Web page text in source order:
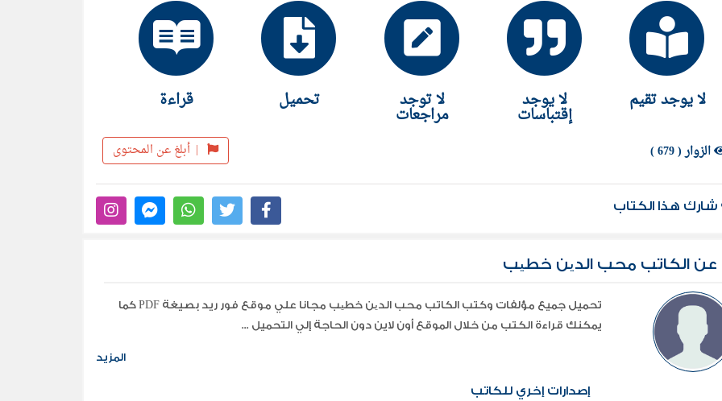
لا يوجد تقيم لا يوجد
إقتباسات
لا توجد
مراجعات
تحميل قراءة
| أبلغ عن المحتوى الزوار ( 679 )
شارك هذا الكتاب
عن الكاتب محب الدین خطیب
تحميل جميع مؤلفات وكتب الكاتب محب الدین خطیب مجانا علي موقع فور ريد بصيغة PDF كما
يمكنك قراءة الكتب من خلال الموقع أون لاين دون الحاجة إلي التحميل ...
المزيد
إصدارات إخري للكاتب